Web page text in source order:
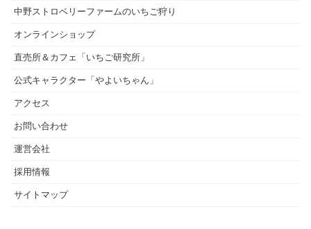
中野ストロベリーファームのいちご狩り
オンラインショップ
直売所＆カフェ「いちご研究所」
公式キャラクター「やよいちゃん」
アクセス
お問い合わせ
運営会社
採用情報
サイトマップ